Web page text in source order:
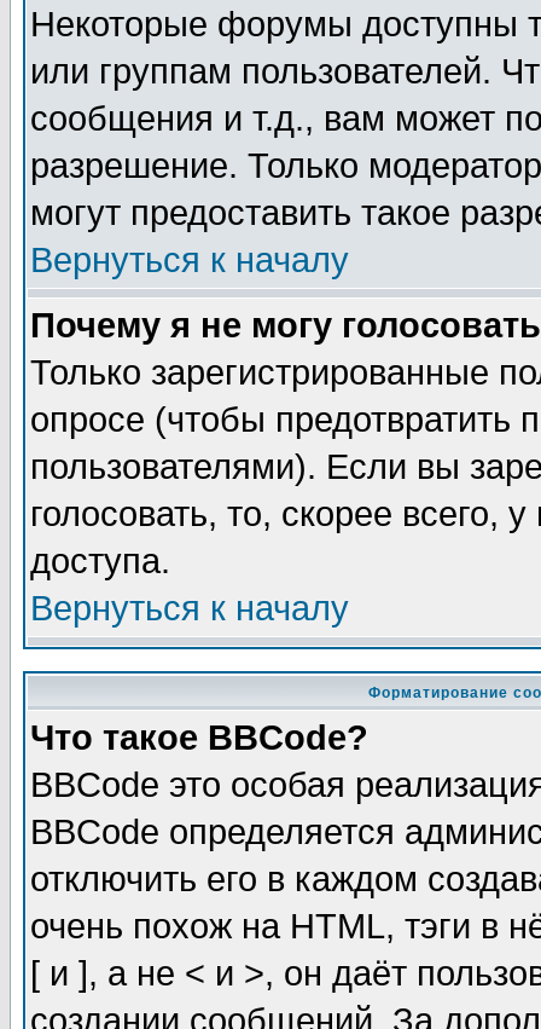
Некоторые форумы доступны
или группам пользователей.
сообщения и т.д., вам может
разрешение. Только
могут предоставить такое
Вернуться к началу
Почему я не могу
Только зарегистрированные
опросе (чтобы предотвратить
пользователями). Если вы
голосовать, то, скорее всего,
доступа.
Вернуться к началу
Форматирование
Что такое BBCode?
BBCode это особая
BBCode определяется
отключить его в каждом
очень похож на HTML, тэги в
[ и ], а не < и >, он даёт
создании сообщений. За